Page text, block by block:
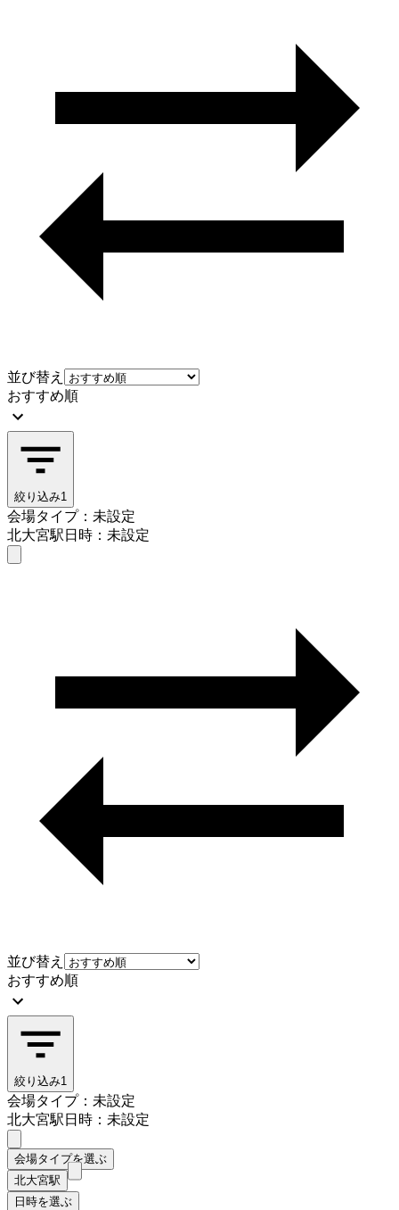
並び替え
おすすめ順
絞り込み1
会場タイプ：未設定
北大宮駅日時：未設定
並び替え
おすすめ順
絞り込み1
会場タイプ：未設定
北大宮駅日時：未設定
会場タイプを選ぶ
北大宮駅
日時を選ぶ